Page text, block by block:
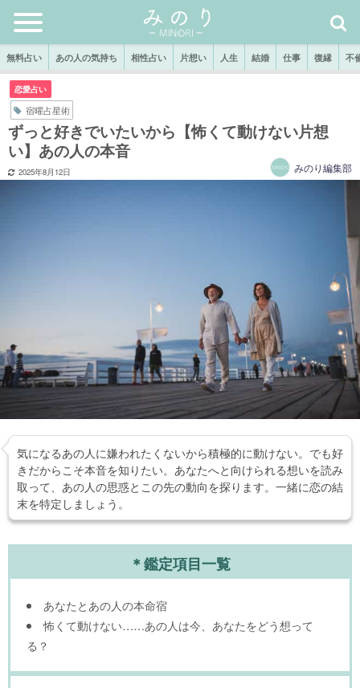
無料占い あの人の気持ち 相性占い 片想い 人生 結婚 仕事 復縁 不
恋愛占い
宿曜占星術
ずっと好きでいたいから【怖くて動けない片想
い】あの人の本音
2025年8月12日 みのり編集部
気になるあの人に嫌われたくないから積極的に動けない。でも好
きだからこそ本音を知りたい。あなたへと向けられる想いを読み
取って、あの人の思惑とこの先の動向を探ります。一緒に恋の結
末を特定しましょう。
＊鑑定項目一覧
あなたとあの人の本命宿
怖くて動けない……あの人は今、あなたをどう想って
る？